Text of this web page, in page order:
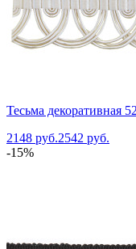
Тесьма декоративная
2148 руб.2542 руб.
-15%